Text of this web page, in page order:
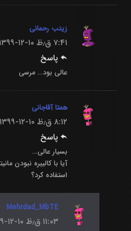
زینب رحمانی
۷:۴۱ ق٫ظ
۱۳۹۹-۱۲-
پاسخ
عالی بود… مرسی
همتا آقاجانی
۸:۱۲ ق٫ظ
۱۳۹۹-۱۲-۱۰
پاسخ
بسیار عالی…
آیا با کالیبره نبودن
استفاده کرد؟
Mehrdad_MbTE
۱۱:۰۳ ق٫ظ
۱۳۹۹-